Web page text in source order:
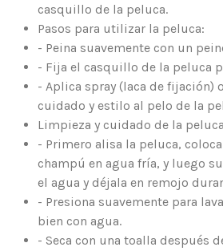
casquillo de la peluca.
Pasos para utilizar la peluca:
- Peina suavemente con un
- Fija el casquillo de la peluca
- Aplica spray (laca de fijación)
cuidado y estilo al pelo de la
Limpieza y cuidado de la
- Primero alisa la peluca,
champú en agua fría, y luego
el agua y déjala en remojo
- Presiona suavemente para
bien con agua.
- Seca con una toalla después